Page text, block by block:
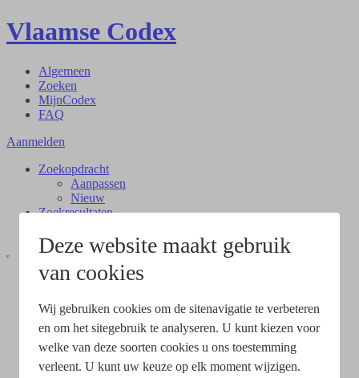
Deze website maakt gebruik
van cookies
Wij gebruiken cookies om de sitenavigatie te verbeteren
en om het sitegebruik te analyseren. U kunt kiezen voor
welke van deze soorten cookies u ons toestemming
verleent. U kunt uw keuze op elk moment wijzigen.
Vlaamse Codex
Algemeen
Zoeken
MijnCodex
FAQ
Aanmelden
Zoekopdracht
Aanpassen
Nieuw
Zoekresultaten